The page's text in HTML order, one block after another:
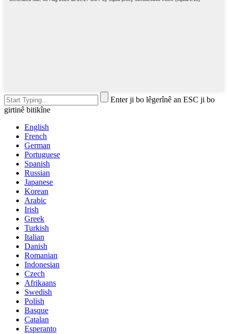
Enter ji bo lêgerînê an ESC ji bo
girtinê bitikîne
English
French
German
Portuguese
Spanish
Russian
Japanese
Korean
Arabic
Irish
Greek
Turkish
Italian
Danish
Romanian
Indonesian
Czech
Afrikaans
Swedish
Polish
Basque
Catalan
Esperanto